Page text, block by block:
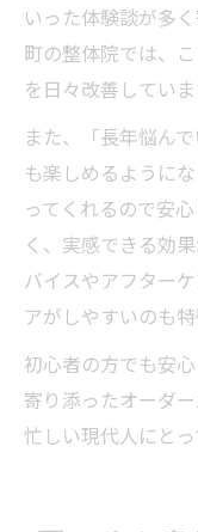
いった体験談が多
町の整体院では、
を日々改善していま
また、「長年悩ん
も楽しめるように
ってくれるので安
く、実感できる効
バイスやアフター
アがしやすいのも特
初心者の方でも安
寄り添ったオーダ
忙しい現代人にと